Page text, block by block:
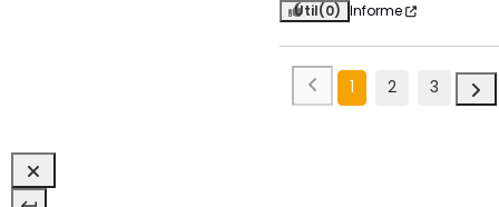
Útil(0) Informe
1 2 3